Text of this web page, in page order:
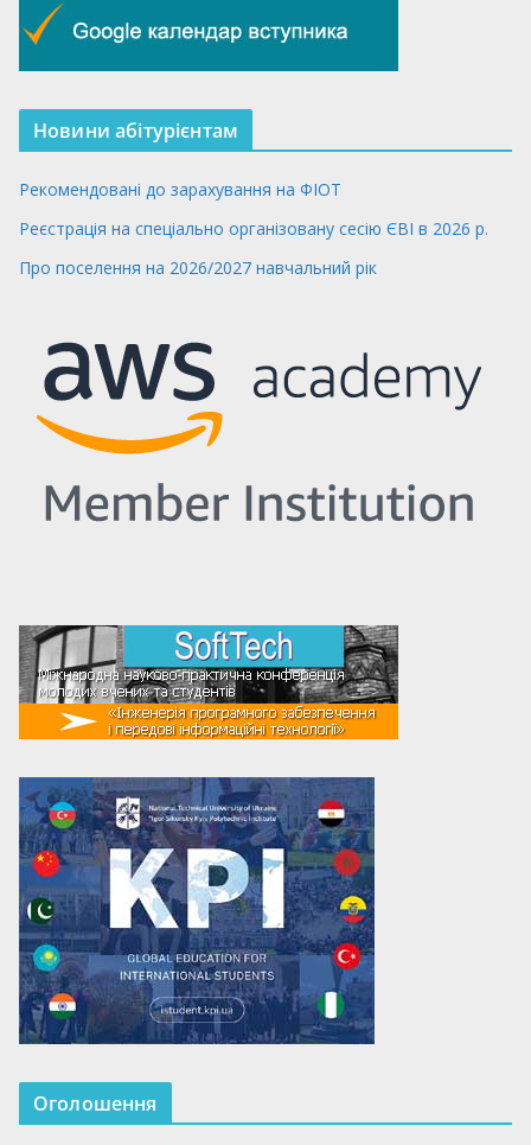
Новини абітурієнтам
Рекомендовані до зарахування на ФІОТ
Реєстрація на спеціально організовану сесію ЄВІ в 2026 р.
Про поселення на 2026/2027 навчальний рік
Оголошення